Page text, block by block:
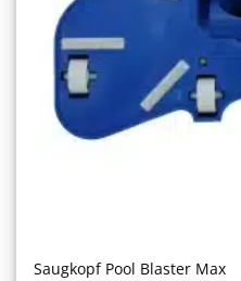
Saugkopf Pool Blaster Max